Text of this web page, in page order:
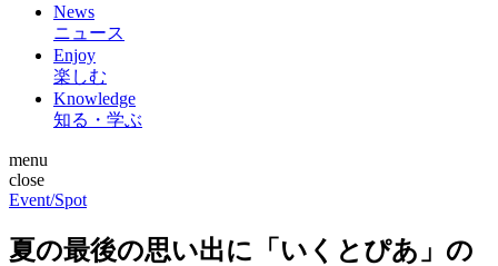
News
ニュース
Enjoy
楽しむ
Knowledge
知る・学ぶ
menu
close
Event/Spot
夏の最後の思い出に「いくとぴあ」の